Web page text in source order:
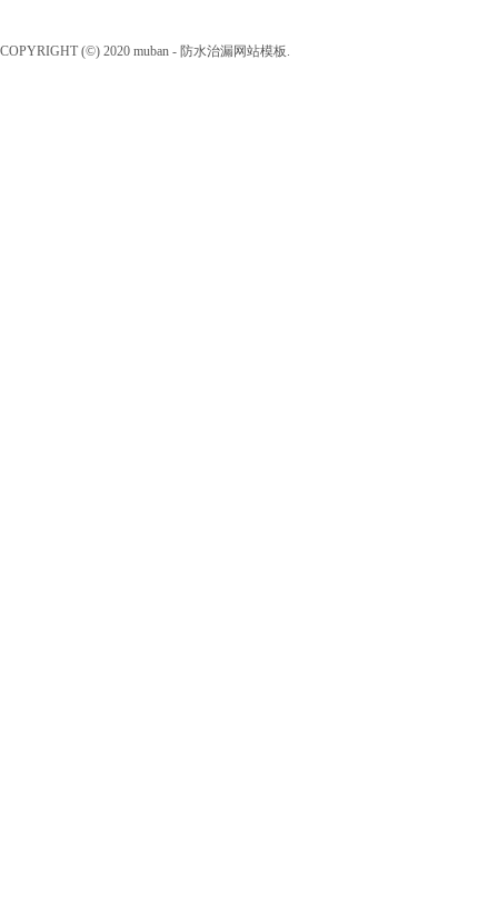
COPYRIGHT (©) 2020 muban - 防水治漏网站模板.